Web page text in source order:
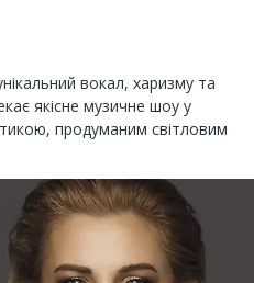
вокал, харизму та
якісне музичне шоу у
продуманим світловим